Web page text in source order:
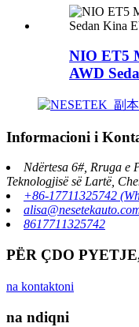
NIO ET5
AWD
Informacioni i
Ndërtesa 6#, Rruga e
Teknologjisë së Lartë,
+86-17711325742
8617711325742
PËR ÇDO
na kontaktoni
na ndiqni